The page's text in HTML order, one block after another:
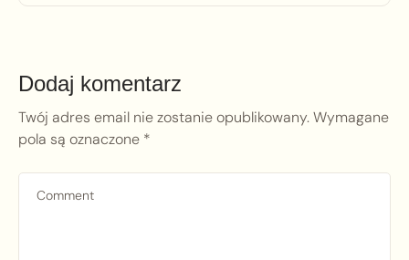
Dodaj komentarz
Twój adres email nie zostanie opublikowany.Wymagane
pola są oznaczone *